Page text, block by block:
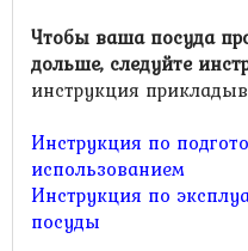
Чтобы ваша посуда
дольше, следуйте
инструкция
Инструкция по
использованием
Инструкция по
посуды